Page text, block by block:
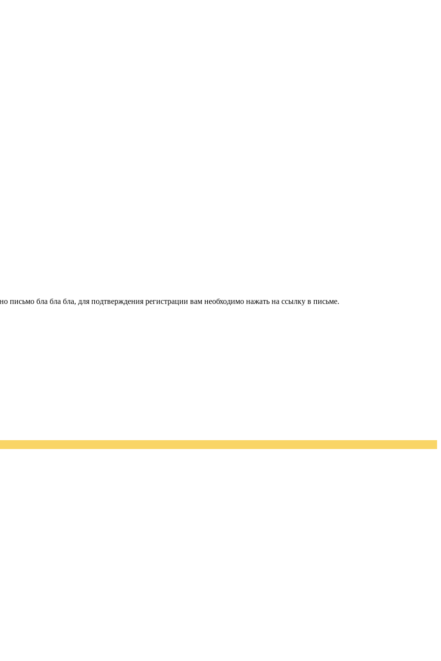
письмо бла бла бла, для подтверждения регистрации вам необходимо нажать на ссылку в письме.